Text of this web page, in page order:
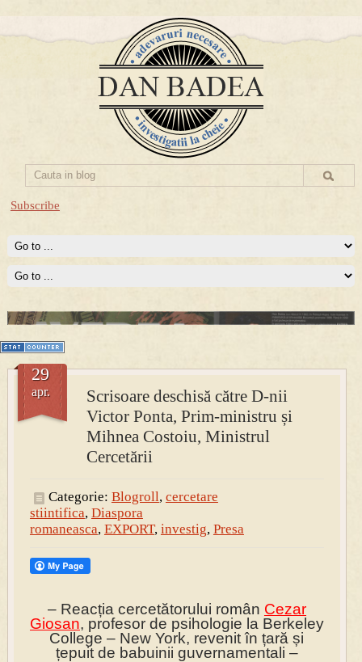
Subscribe
Prima mea carte publicata (Nemira)
Averea Presedintelui: prima lucrare despre controversatele
conturi secrete ale Securitatii.
Scrisoare deschisă către D-nii
Victor Ponta, Prim-ministru și
Mihnea Costoiu, Ministrul
Cercetării
29
apr.
Categorie: Blogroll, cercetare
stiintifica, Diaspora
romaneasca, EXPORT, investig, Presa
– Reacția cercetătorului român Cezar
Giosan, profesor de psihologie la Berkeley
College – New York, revenit în țară și
țepuit de babuinii guvernamentali –